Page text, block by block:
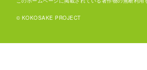
© KOKOSAKE PROJECT